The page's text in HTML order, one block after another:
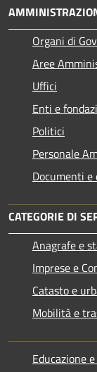
Organi di
Aree
Uffici
Enti e
Politici
Personale
Documenti e
CATEGORIE DI
Anagrafe e
Imprese e
Catasto e
Mobilità e
Educazione